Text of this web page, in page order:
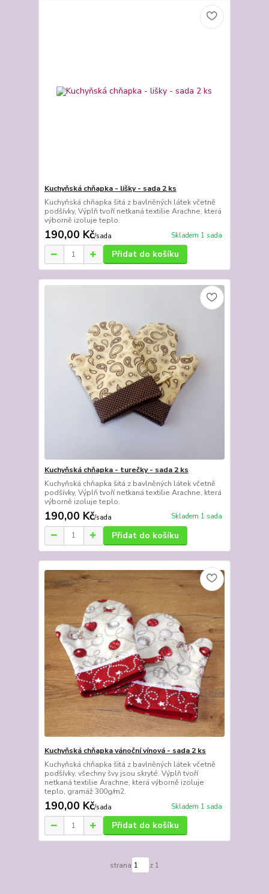
Kuchyňská chňapka - lišky - sada 2 ks
Kuchyňská chňapka šitá z bavlněných látek včetně
podšívky, Výplň tvoří netkaná textilie Arachne, která
výborně izoluje teplo.
190,00 Kč/sada Skladem 1 sada
Přidat do košíku
Kuchyňská chňapka - turečky - sada 2 ks
Kuchyňská chňapka šitá z bavlněných látek včetně
podšívky, Výplň tvoří netkaná textilie Arachne, která
výborně izoluje teplo.
190,00 Kč/sada Skladem 1 sada
Přidat do košíku
Kuchyňská chňapka vánoční vínová - sada 2 ks
Kuchyňská chňapka šitá z bavlněných látek včetně
podšívky, všechny švy jsou skryté. Výplň tvoří
netkaná textilie Arachne, která výborně izoluje
teplo, gramáž 300g/m2.
190,00 Kč/sada Skladem 1 sada
Přidat do košíku
strana z 1